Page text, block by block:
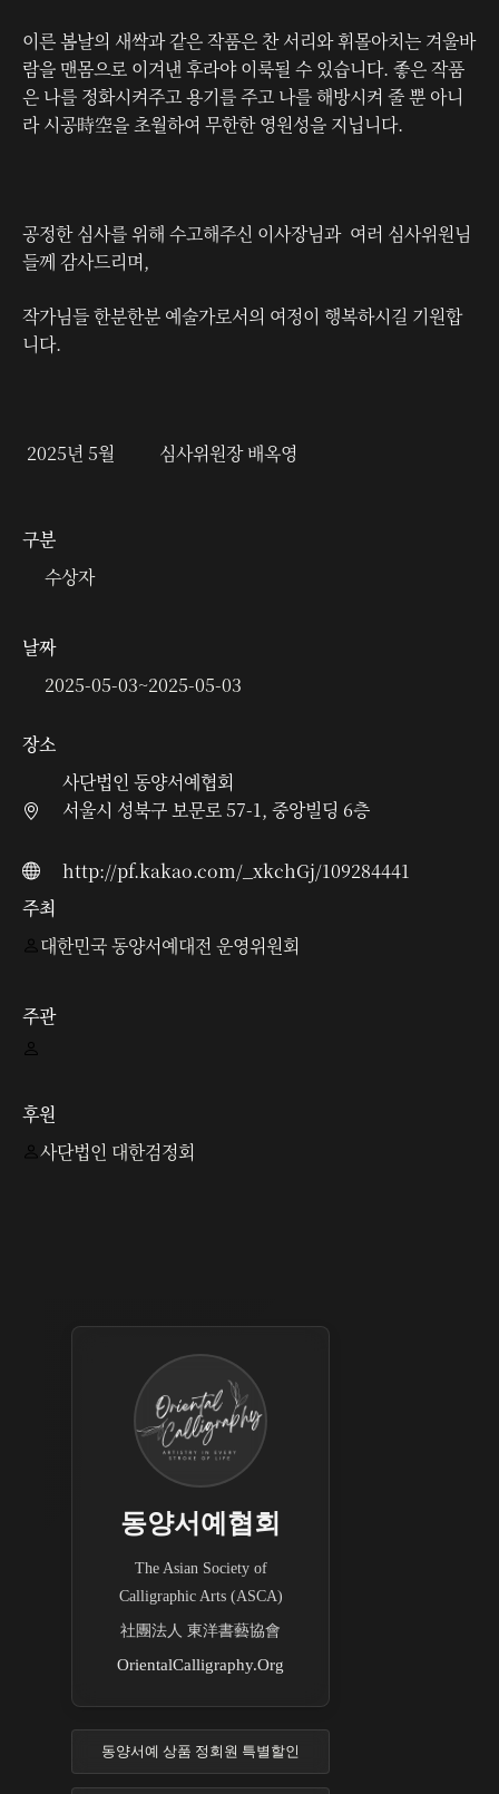
이른 봄날의 새싹과 같은 작품은 찬 서리와 휘몰아치는 겨울바
람을 맨몸으로 이겨낸 후라야 이룩될 수 있습니다. 좋은 작품
은 나를 정화시켜주고 용기를 주고 나를 해방시켜 줄 뿐 아니
라 시공時空을 초월하여 무한한 영원성을 지닙니다.
공정한 심사를 위해 수고해주신 이사장님과 여러 심사위원님
들께 감사드리며,
작가님들 한분한분 예술가로서의 여정이 행복하시길 기원합
니다.
2025년 5월 심사위원장 배옥영
구분
수상자
날짜
2025-05-03~2025-05-03
장소
사단법인 동양서예협회
서울시 성북구 보문로 57-1, 중앙빌딩 6층
http://pf.kakao.com/_xkchGj/109284441
주최
대한민국 동양서예대전 운영위원회
주관
후원
사단법인 대한검정회
동양서예협회
The Asian Society of
Calligraphic Arts (ASCA)
社團法人 東洋書藝協會
OrientalCalligraphy.Org
동양서예 상품 정회원 특별할인